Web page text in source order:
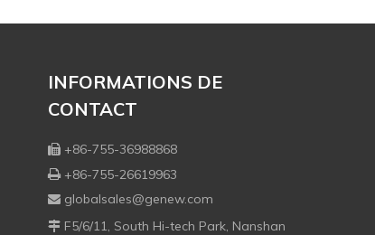
INFORMATIONS DE
CONTACT
 +86-755-36988868
 +86-755-26619963
 globalsales@genew.com
 F5/6/11, South Hi-tech Park, Nanshan